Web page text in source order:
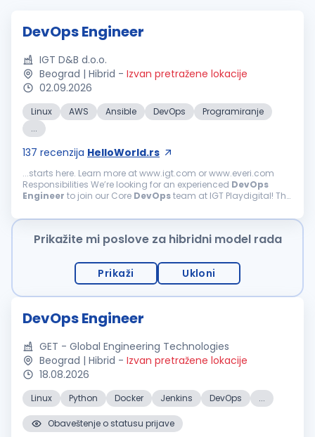
DevOps Engineer
IGT D&B d.o.o.
Beograd | Hibrid - Izvan pretražene lokacije
02.09.2026
Linux AWS Ansible DevOps
Programiranje
...
137 recenzija HelloWorld.rs
...starts here. Learn more at www.igt.com or www.everi.com
Responsibilities We’re looking for an experienced DevOps
Engineer to join our Core DevOpsteam at IGT Playdigital! The
Prikažite mi poslove za hibridni model rada
Prikaži Ukloni
DevOps Engineer
GET - Global Engineering Technologies
Beograd | Hibrid - Izvan pretražene lokacije
18.08.2026
Linux Python Docker Jenkins DevOps ...
Obaveštenje o statusu prijave